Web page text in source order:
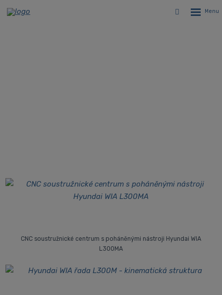
Vyhledávání
CNC soustružnické centrum s poháněnými nástroji Hyundai WIA
L300MA